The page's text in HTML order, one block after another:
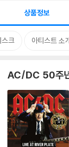
상품정보
스크 아티스트 소
AC/DC 50주